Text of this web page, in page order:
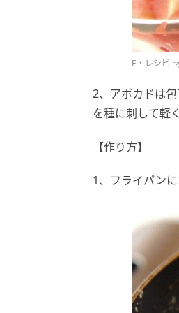
E・レシピ
2、アボカドは
を種に刺して軽
【作り方】
1、フライパン